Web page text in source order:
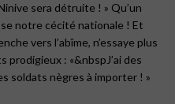
sera détruite ! » Qu’un
notre cécité nationale ! Et
vers l’abîme, n’essaye plus
prodigieux : «&nbspJ’ai des
soldats nègres à importer ! »